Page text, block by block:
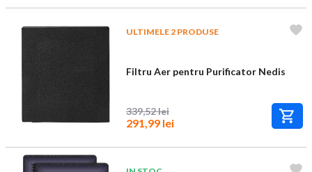
ULTIMELE 2 PRODUSE
Filtru Aer pentru Purificator Nedis
339,52 lei
291,99 lei